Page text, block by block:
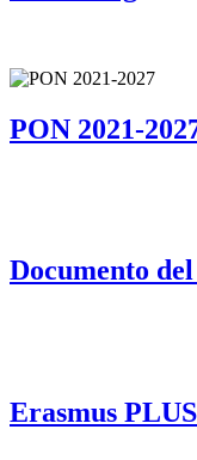
PON 2021-
Documento
Erasmus